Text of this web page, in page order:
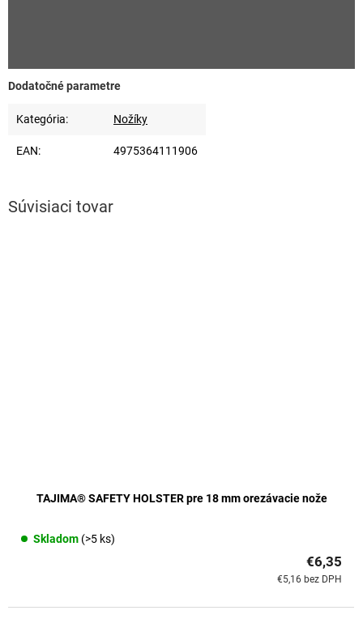
Dodatočné parametre
Kategória: Nožíky
EAN: 4975364111906
Súvisiaci tovar
TAJIMA® SAFETY HOLSTER pre 18 mm orezávacie nože
Skladom (>5 ks)
€5,16 bez DPH
€6,35